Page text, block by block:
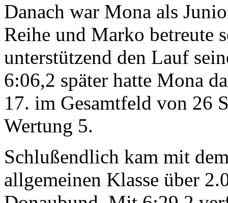
Danach war Mona als
Reihe und Marko betreute
unterstützend den Lauf
6:06,2 später hatte Mona
17. im Gesamtfeld von 26
Wertung 5.
Schlußendlich kam mit
allgemeinen Klasse über